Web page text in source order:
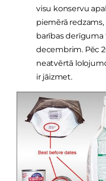
visu konservu
piemērā redzams,
barības derīguma
decembrim. Pēc
neatvērtā
ir jāizmet.